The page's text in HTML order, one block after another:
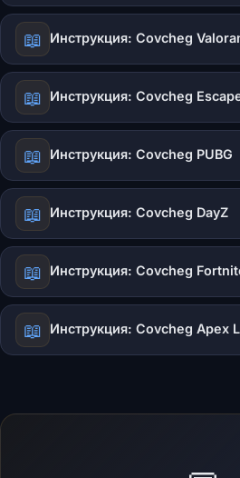
📖 Инструкция: Covcheg
📖 Инструкция: Covcheg
📖 Инструкция: Covcheg PUBG
📖 Инструкция: Covcheg DayZ
📖 Инструкция: Covcheg
📖 Инструкция: Covcheg Apex